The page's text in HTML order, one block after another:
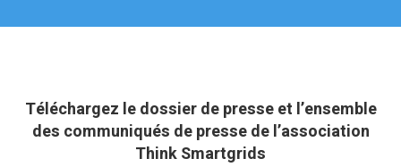
Téléchargez le dossier de presse et l’ensemble
des communiqués de presse de l’association
Think Smartgrids